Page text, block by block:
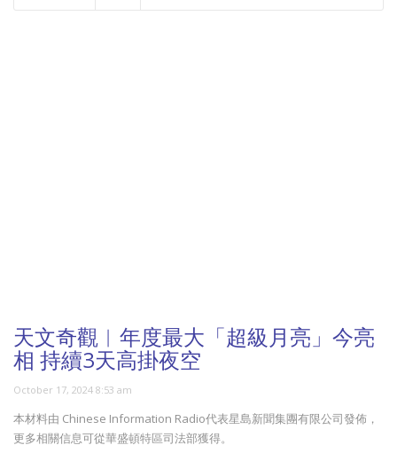
天文奇觀︱年度最大「超級月亮」今亮
相 持續3天高掛夜空
October 17, 2024 8:53 am
本材料由 Chinese Information Radio代表星島新聞集團有限公司發佈，
更多相關信息可從華盛頓特區司法部獲得。